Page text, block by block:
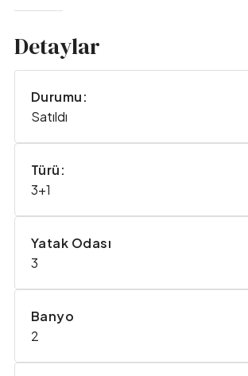
Detaylar
Durumu:
Satıldı
Türü:
3+1
Yatak Odası
3
Banyo
2